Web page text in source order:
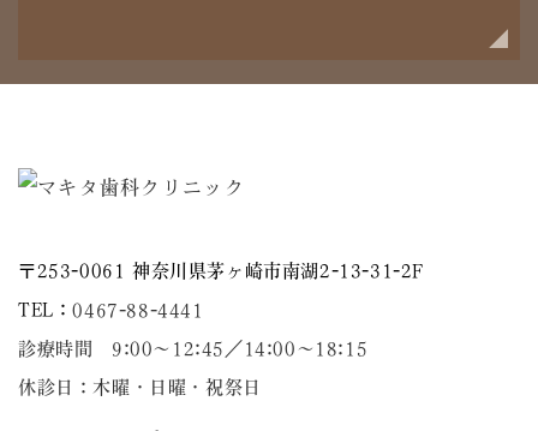
〒253-0061 神奈川県茅ヶ崎市南湖2-13-31-2F
TEL：0467-88-4441
診療時間 9:00～12:45／14:00〜18:15
休診日：木曜・日曜・祝祭日